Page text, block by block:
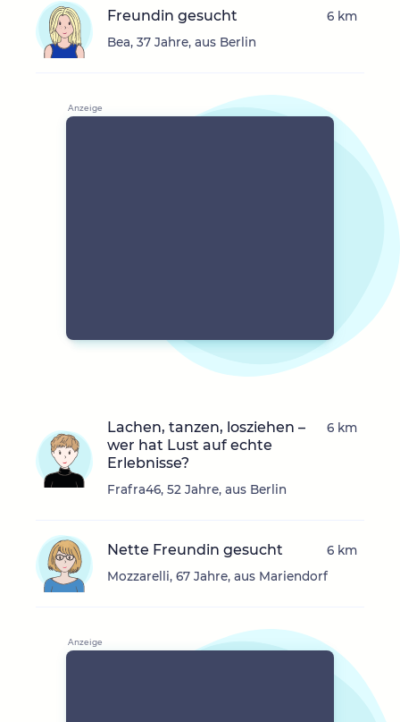
Freundin gesucht
Bea, 37 Jahre, aus Berlin
6 km
Lachen, tanzen, losziehen –
wer hat Lust auf echte
Erlebnisse?
Frafra46, 52 Jahre, aus Berlin
6 km
Nette Freundin gesucht
Mozzarelli, 67 Jahre, aus Mariendorf
6 km